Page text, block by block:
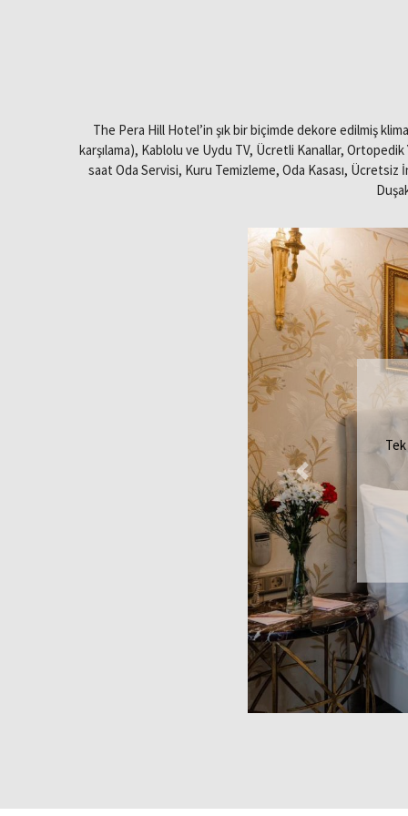
The Pera Hill Hotel’in şık bir biçimde dekore edilmiş
karşılama), Kablolu ve Uydu TV, Ücretli Kanallar, Ortopedik
saat Oda Servisi, Kuru Temizleme, Oda Kasası,
Çift
Previous